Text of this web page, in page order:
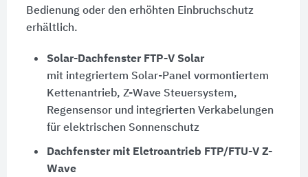
Bedienung oder den erhöhten Einbruchschutz
erhältlich.
Solar-Dachfenster FTP-V Solar
mit integriertem Solar-Panel vormontiertem
Kettenantrieb, Z-Wave Steuersystem,
Regensensor und integrierten Verkabelungen
für elektrischen Sonnenschutz
Dachfenster mit Eletroantrieb FTP/FTU-V Z-
Wave